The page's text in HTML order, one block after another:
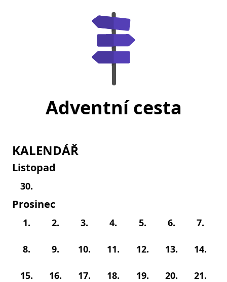
Adventní cesta
KALENDÁŘ
Listopad
30.
Prosinec
1. 2. 3. 4. 5. 6. 7.
8. 9. 10. 11. 12. 13. 14.
15. 16. 17. 18. 19. 20. 21.